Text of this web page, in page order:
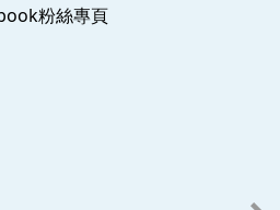
粉絲專頁